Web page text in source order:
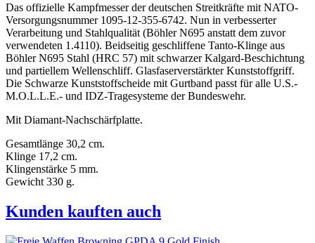
Das offizielle Kampfmesser der deutschen Streitkräfte mit NATO-
Versorgungsnummer 1095-12-355-6742. Nun in verbesserter
Verarbeitung und Stahlqualität (Böhler N695 anstatt dem zuvor
verwendeten 1.4110). Beidseitig geschliffene Tanto-Klinge aus
Böhler N695 Stahl (HRC 57) mit schwarzer Kalgard-Beschichtung
und partiellem Wellenschliff. Glasfaserverstärkter Kunststoffgriff.
Die Schwarze Kunststoffscheide mit Gurtband passt für alle U.S.-
M.O.L.L.E.- und IDZ-Tragesysteme der Bundeswehr.
Mit Diamant-Nachschärfplatte.
Gesamtlänge 30,2 cm.
Klinge 17,2 cm.
Klingenstärke 5 mm.
Gewicht 330 g.
Kunden kauften auch